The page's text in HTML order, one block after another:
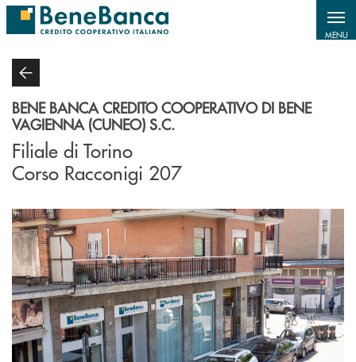
Salta al contenuto principale
MENU
BENE BANCA CREDITO COOPERATIVO DI BENE
VAGIENNA (CUNEO) S.C.
Filiale di Torino
Corso Racconigi 207